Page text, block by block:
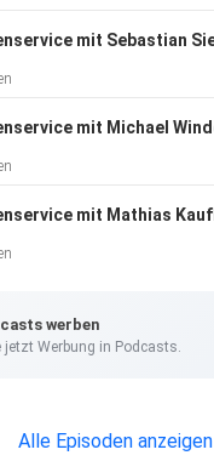
werben
jetzt Werbung in Podcasts.
Alle Episoden anzeigen